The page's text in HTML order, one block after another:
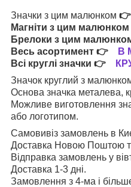
Значки з цим малюнком
Магніти з цим малюнком
Брелоки з цим
Весь асортимент 👉
В
Всі круглі значки 👉
Значок круглий з
Основа значка металева,
Можливе виготовлення
або логотипом.
Самовивіз замовлень в
Доставка Новою Поштою
Відправка замовлень у
Доставка 1-3 дні.
Замовлення з 4-ма і